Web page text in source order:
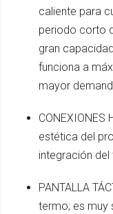
caliente para
periodo corto
gran
funciona a
mayor
CONEXIONES
estética del
integración
PANTALLA
termo; es muy